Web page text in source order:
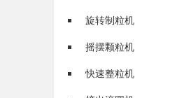
旋转制粒机
摇摆颗粒机
快速整粒机